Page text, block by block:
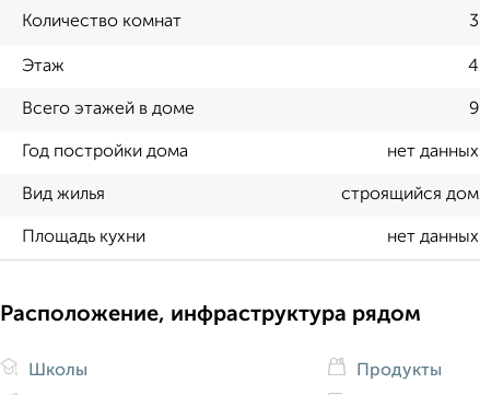
Количество комнат 3
Этаж 4
Всего этажей в доме 9
Год постройки дома нет данных
Вид жилья строящийся дом
Площадь кухни нет данных
Расположение, инфраструктура рядом
Школы
Продукты